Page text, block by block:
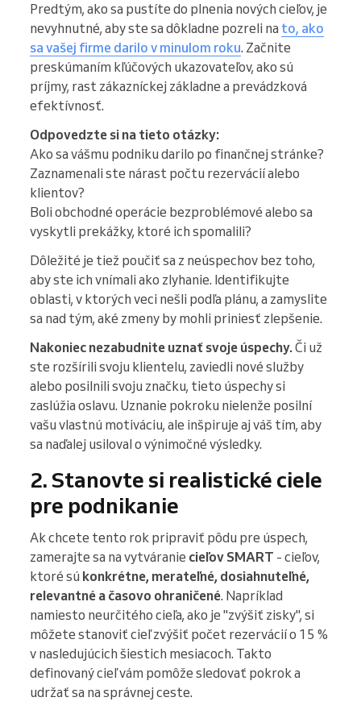
Predtým, ako sa pustíte do plnenia nových cieľov, je
nevyhnutné, aby ste sa dôkladne pozreli na to, ako
sa vašej firme darilo v minulom roku. Začnite
preskúmaním kľúčových ukazovateľov, ako sú
príjmy, rast zákazníckej základne a prevádzková
efektívnosť.
Odpovedzte si na tieto otázky:
Ako sa vášmu podniku darilo po finančnej stránke?
Zaznamenali ste nárast počtu rezervácií alebo
klientov?
Boli obchodné operácie bezproblémové alebo sa
vyskytli prekážky, ktoré ich spomalili?
Dôležité je tiež poučiť sa z neúspechov bez toho,
aby ste ich vnímali ako zlyhanie. Identifikujte
oblasti, v ktorých veci nešli podľa plánu, a zamyslite
sa nad tým, aké zmeny by mohli priniesť zlepšenie.
Nakoniec nezabudnite uznať svoje úspechy.Či už
ste rozšírili svoju klientelu, zaviedli nové služby
alebo posilnili svoju značku, tieto úspechy si
zaslúžia oslavu. Uznanie pokroku nielenže posilní
vašu vlastnú motiváciu, ale inšpiruje aj váš tím, aby
sa naďalej usiloval o výnimočné výsledky.
2. Stanovte si realistické ciele
pre podnikanie
Ak chcete tento rok pripraviť pôdu pre úspech,
zamerajte sa na vytváranie cieľov SMART - cieľov,
ktoré sú konkrétne, merateľné, dosiahnuteľné,
relevantné a časovo ohraničené. Napríklad
namiesto neurčitého cieľa, ako je "zvýšiť zisky", si
môžete stanoviť cieľ zvýšiť počet rezervácií o 15 %
v nasledujúcich šiestich mesiacoch. Takto
definovaný cieľ vám pomôže sledovať pokrok a
udržať sa na správnej ceste.